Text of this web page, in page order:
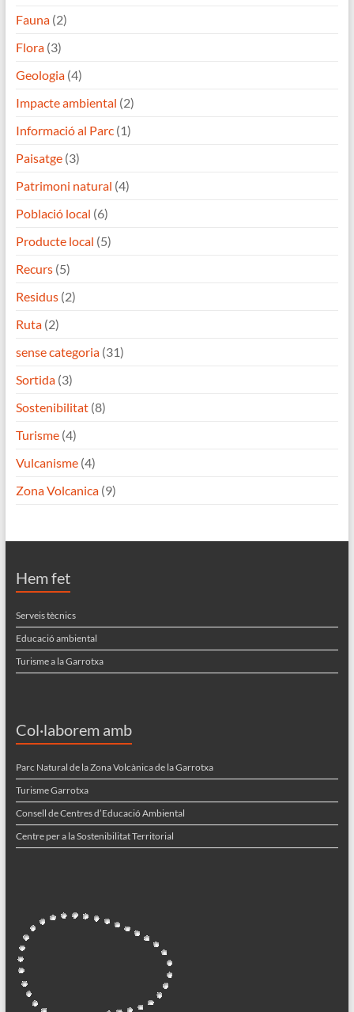
Fauna(2)
Flora(3)
Geologia(4)
Impacte ambiental (2)
Informació al Parc(1)
Paisatge(3)
Patrimoni natural (4)
Població local (6)
Producte local (5)
Recurs(5)
Residus(2)
Ruta(2)
sense categoria(31)
Sortida(3)
Sostenibilitat(8)
Turisme(4)
Vulcanisme(4)
Zona Volcanica(9)
Hem fet
Serveis tècnics
Educació ambiental
Turisme a la Garrotxa
Col·laborem amb
Parc Natural de la Zona Volcànica de la Garrotxa
Turisme Garrotxa
Consell de Centres d’Educació Ambiental
Centre per a la Sostenibilitat Territorial